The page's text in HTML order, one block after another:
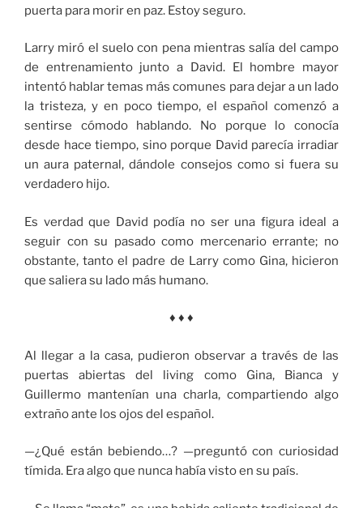
puerta para morir en paz. Estoy seguro.
Larry miró el suelo con pena mientras salía del campo
de entrenamiento junto a David. El hombre mayor
intentó hablar temas más comunes para dejar a un lado
la tristeza, y en poco tiempo, el español comenzó a
sentirse cómodo hablando. No porque lo conocía
desde hace tiempo, sino porque David parecía irradiar
un aura paternal, dándole consejos como si fuera su
verdadero hijo.
Es verdad que David podía no ser una figura ideal a
seguir con su pasado como mercenario errante; no
obstante, tanto el padre de Larry como Gina, hicieron
que saliera su lado más humano.
♦ ♦ ♦
Al llegar a la casa, pudieron observar a través de las
puertas abiertas del living como Gina, Bianca y
Guillermo mantenían una charla, compartiendo algo
extraño ante los ojos del español.
—¿Qué están bebiendo…? —preguntó con curiosidad
tímida. Era algo que nunca había visto en su país.